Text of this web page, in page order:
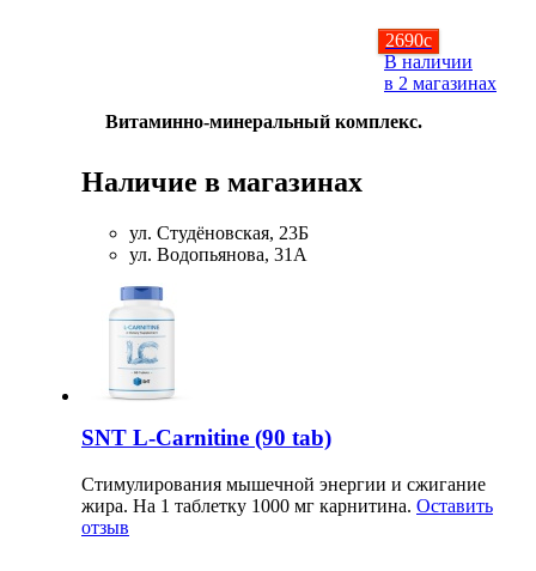
2690c
В наличии
в 2 магазинах
Витаминно-минеральный комплекс.
Наличие в магазинах
ул. Студёновская, 23Б
ул. Водопьянова, 31А
SNT L-Carnitine (90 tab)
Стимулирования мышечной энергии и сжигание
жира. На 1 таблетку 1000 мг карнитина. Оставить
отзыв